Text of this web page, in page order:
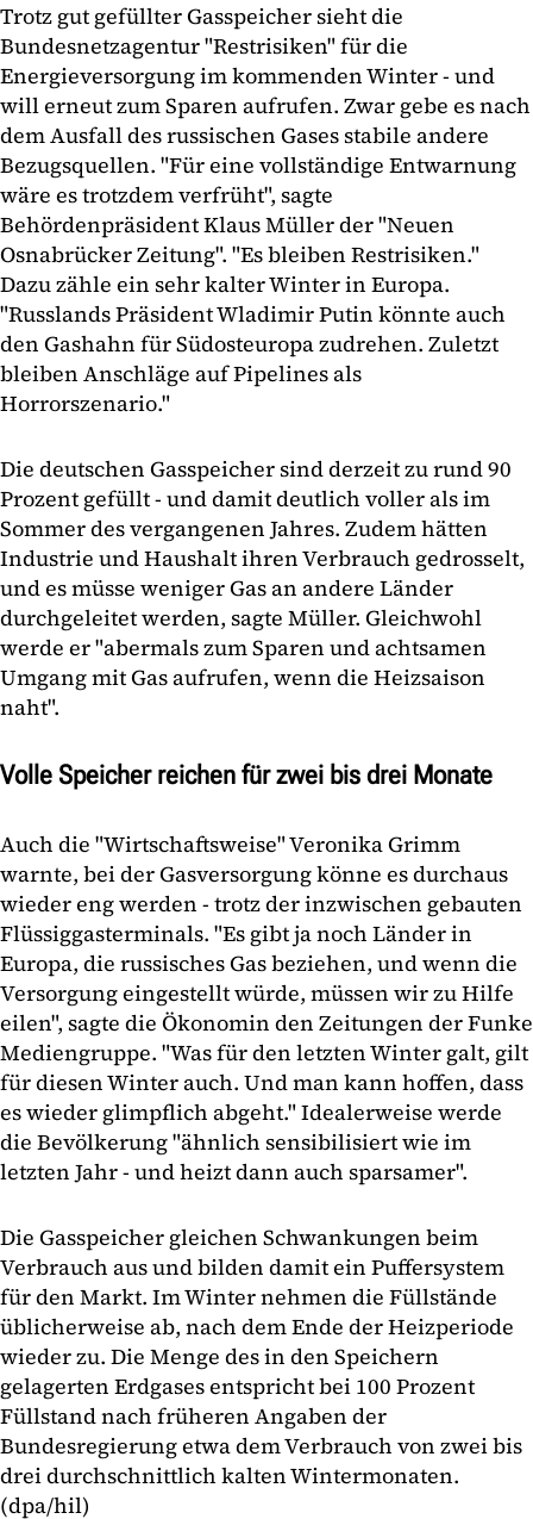
Trotz gut gefüllter Gasspeicher sieht die
Bundesnetzagentur "Restrisiken" für die
Energieversorgung im kommenden Winter - und
will erneut zum Sparen aufrufen. Zwar gebe es nach
dem Ausfall des russischen Gases stabile andere
Bezugsquellen. "Für eine vollständige Entwarnung
wäre es trotzdem verfrüht", sagte
Behördenpräsident Klaus Müller der "Neuen
Osnabrücker Zeitung". "Es bleiben Restrisiken."
Dazu zähle ein sehr kalter Winter in Europa.
"Russlands Präsident Wladimir Putin könnte auch
den Gashahn für Südosteuropa zudrehen. Zuletzt
bleiben Anschläge auf Pipelines als
Horrorszenario."
Die deutschen Gasspeicher sind derzeit zu rund 90
Prozent gefüllt - und damit deutlich voller als im
Sommer des vergangenen Jahres. Zudem hätten
Industrie und Haushalt ihren Verbrauch gedrosselt,
und es müsse weniger Gas an andere Länder
durchgeleitet werden, sagte Müller. Gleichwohl
werde er "abermals zum Sparen und achtsamen
Umgang mit Gas aufrufen, wenn die Heizsaison
naht".
Volle Speicher reichen für zwei bis drei Monate
Auch die "Wirtschaftsweise" Veronika Grimm
warnte, bei der Gasversorgung könne es durchaus
wieder eng werden - trotz der inzwischen gebauten
Flüssiggasterminals. "Es gibt ja noch Länder in
Europa, die russisches Gas beziehen, und wenn die
Versorgung eingestellt würde, müssen wir zu Hilfe
eilen", sagte die Ökonomin den Zeitungen der Funke
Mediengruppe. "Was für den letzten Winter galt, gilt
für diesen Winter auch. Und man kann hoffen, dass
es wieder glimpflich abgeht." Idealerweise werde
die Bevölkerung "ähnlich sensibilisiert wie im
letzten Jahr - und heizt dann auch sparsamer".
Die Gasspeicher gleichen Schwankungen beim
Verbrauch aus und bilden damit ein Puffersystem
für den Markt. Im Winter nehmen die Füllstände
üblicherweise ab, nach dem Ende der Heizperiode
wieder zu. Die Menge des in den Speichern
gelagerten Erdgases entspricht bei 100 Prozent
Füllstand nach früheren Angaben der
Bundesregierung etwa dem Verbrauch von zwei bis
drei durchschnittlich kalten Wintermonaten.
(dpa/hil)